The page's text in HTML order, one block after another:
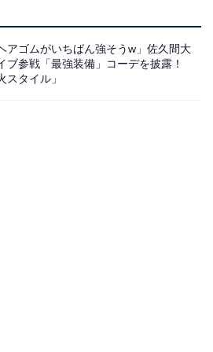
アゴムがいちばん強そうw」佐久間大
ブ参戦「最強装備」コーデを披露！
スタイル」